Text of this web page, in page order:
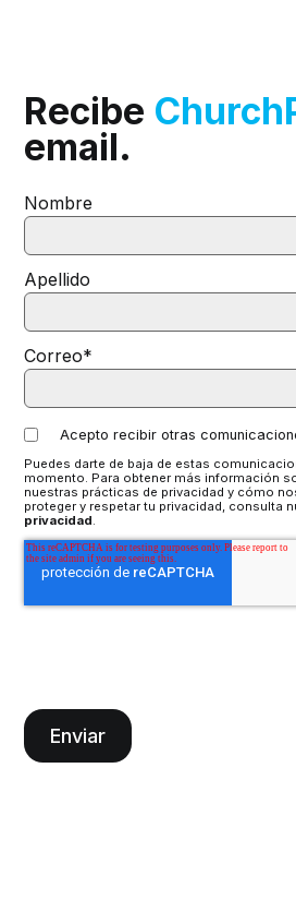
Recibe
email.
Nombre
Apellido
Correo*
Acepto recibir otras
Puedes darte de baja de estas
momento. Para obtener más información
nuestras prácticas de privacidad y cómo
proteger y respetar tu privacidad, consulta
privacidad.